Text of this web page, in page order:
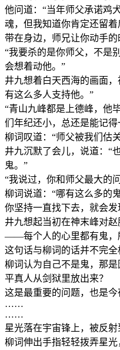
他问道：“当年师父承诺鸡
魂，但我知道你肯定还留
带在身边，师兄让你动手
“我要杀的是你师父，不是
会想着动他。”
井九想着白天西海的画面
有这么多人支持他。”
“青山九峰都是上德峰，他
们年纪还小，总还是能记得
柳词叹道：“师父被我们估
井九沉默了会儿，说道：“
鬼。”
“我说过，你和师父最大的
柳词说道：“哪有这么多的
你坚持一直找下去，就会
井九想起当初在神末峰对赵
——每个人的心里都有鬼，
这句话与柳词的话并不完全
柳词认为自己不是鬼，那
平真人从剑狱里放出来？
这是最重要的问题，也是今
……
……
星光落在宇宙锋上，被反射
柳词伸出手指轻轻拨弄星